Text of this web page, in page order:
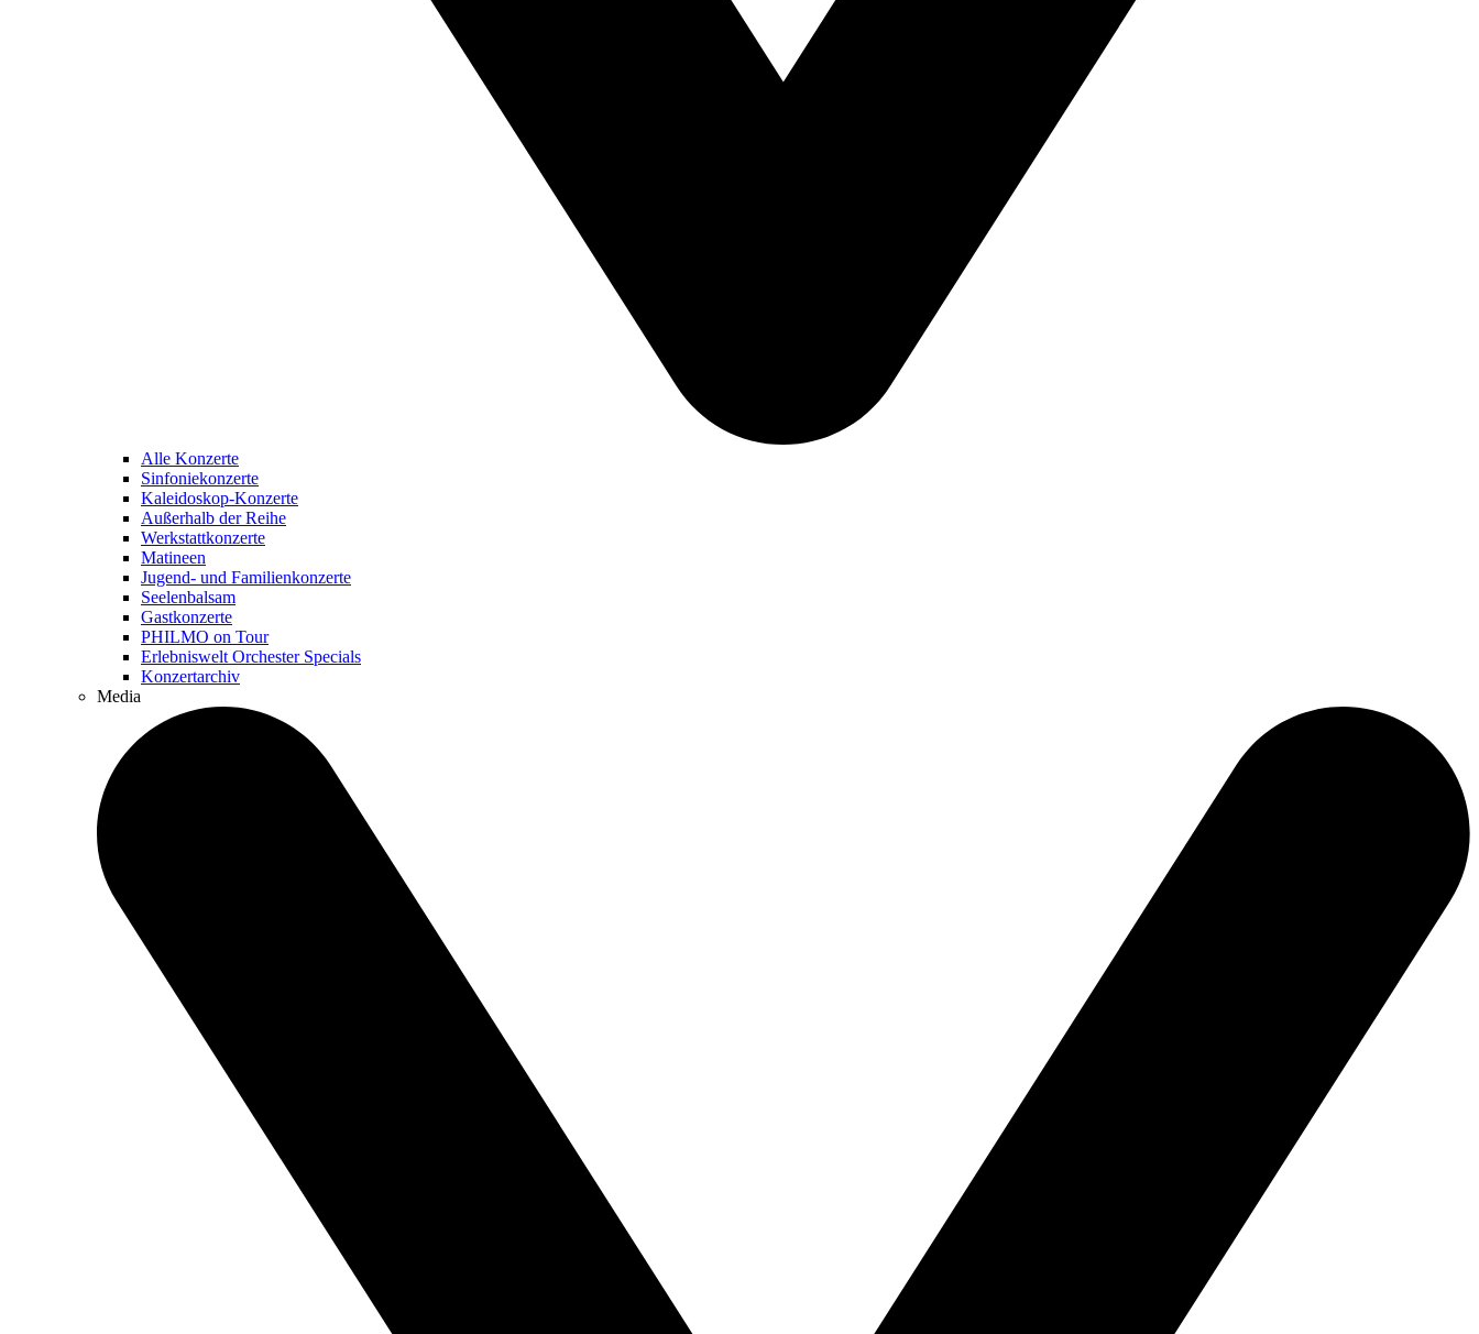
Alle Konzerte
Sinfoniekonzerte
Kaleidoskop-Konzerte
Außerhalb der Reihe
Werkstattkonzerte
Matineen
Jugend- und Familienkonzerte
Seelenbalsam
Gastkonzerte
PHILMO on Tour
Erlebniswelt Orchester Specials
Konzertarchiv
Media